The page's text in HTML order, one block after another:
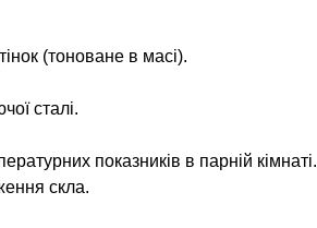
(тоноване в масі).
сталі.
показників в парній кімнаті.
скла.